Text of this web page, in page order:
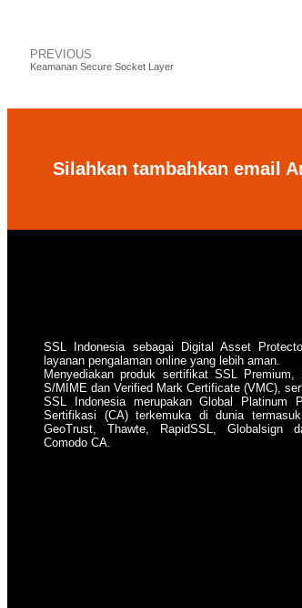
PREVIOUS
Keamanan Secure Socket Layer
Silahkan tambahkan email
SSL Indonesia sebagai Digital Asset
layanan pengalaman online yang lebih aman.
Menyediakan produk sertifikat SSL Premium,
S/MIME dan Verified Mark Certificate (VMC),
SSL Indonesia merupakan Global Platinum
Sertifikasi (CA) terkemuka di dunia
GeoTrust, Thawte, RapidSSL, Globalsign
Comodo CA.